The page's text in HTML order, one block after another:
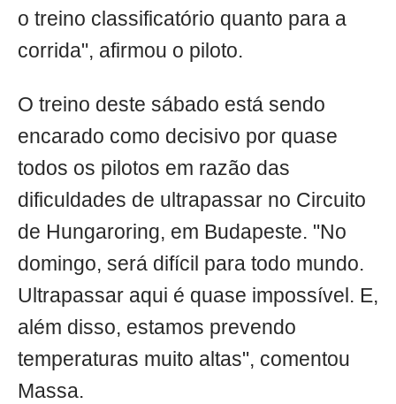
o treino classificatório quanto para a
corrida", afirmou o piloto.
O treino deste sábado está sendo
encarado como decisivo por quase
todos os pilotos em razão das
dificuldades de ultrapassar no Circuito
de Hungaroring, em Budapeste. "No
domingo, será difícil para todo mundo.
Ultrapassar aqui é quase impossível. E,
além disso, estamos prevendo
temperaturas muito altas", comentou
Massa.